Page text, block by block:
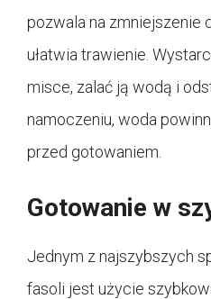
pozwala na zmniejszenie
ułatwia trawienie.
misce, zalać ją wodą i
namoczeniu, woda
przed gotowaniem.
Gotowanie w
Jednym z najszybszych
fasoli jest użycie